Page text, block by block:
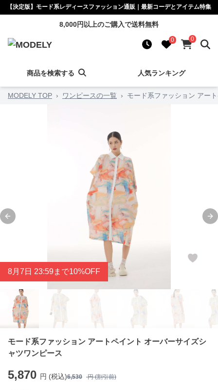
【決定版】モード系レディースファッション通販｜最新コーデとアイテム特集
8,000円以上のご購入で送料無料
0 0
商品を検索する 人気ランキング
MODELY TOP › ワンピースの一覧 › モード系ファッション アー
Previous slide
8月 7 日 23:59まで10%OFF
モード系ファッション アートペイント オーバーサイズシ
ャツワンピース
5,870 円 (税込)6,530 円 (割引前)